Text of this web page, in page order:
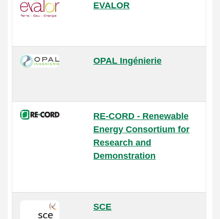
EVALOR
OPAL Ingénierie
RE-CORD - Renewable
Energy Consortium for
Research and
Demonstration
SCE